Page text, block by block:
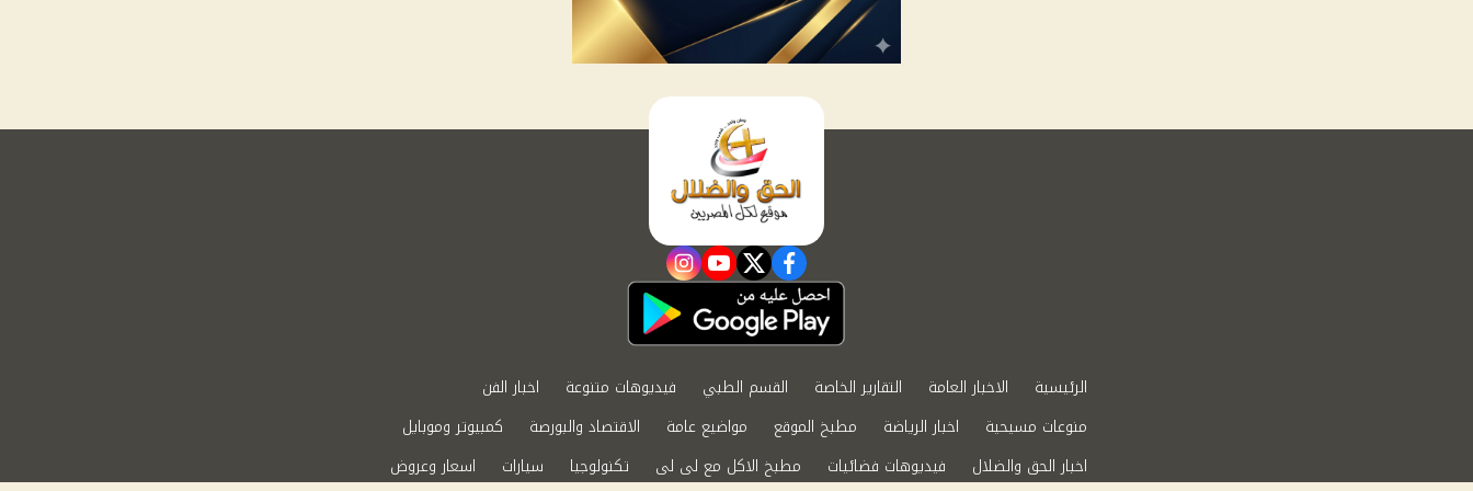
facebook
twitter
youtube
instagram
الرئيسية الاخبار العامة التقارير الخاصة القسم الطبي فيديوهات متنوعة
اخبار الفن
منوعات مسيحية
اخبار الرياضة مطبخ الموقع مواضيع عامة الاقتصاد والبورصة
كمبيوتر وموبايل
اخبار الحق والضلال
فيديوهات فضائيات مطبخ الاكل مع لى لى تكنولوجيا سيارات اسعار وعروض